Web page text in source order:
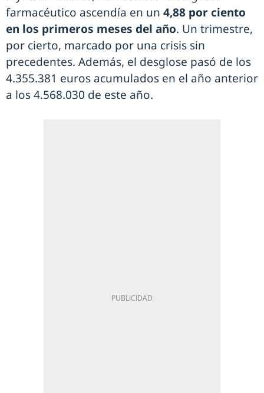
farmacéutico ascendía en un 4,88 por ciento
en los primeros meses del año. Un trimestre,
por cierto, marcado por una crisis sin
precedentes. Además, el desglose pasó de los
4.355.381 euros acumulados en el año anterior
a los 4.568.030 de este año.